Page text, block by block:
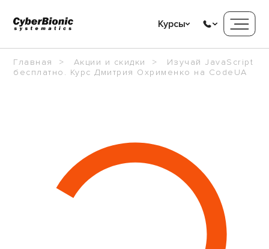
Курсы
Главная Акции и скидки
Изучай JavaScript
бесплатно. Курс Дмитрия Охрименко на CodeUA